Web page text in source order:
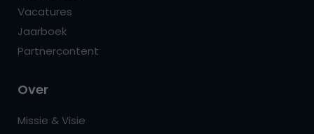
Vacatures
Jaarboek
Partnercontent
Over
Missie & Visie